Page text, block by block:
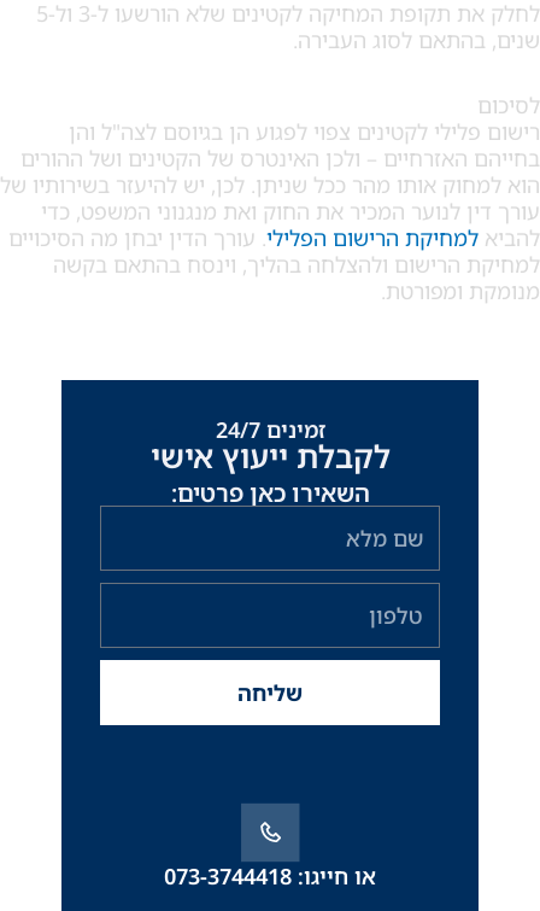
לחלק את תקופת המחיקה לקטינים שלא הורשעו ל-3 ול-5
לסוג העבירה.
לקטינים צפוי לפגוע הן בגיוסם לצה"ל והן
– ולכן האינטרס של הקטינים ושל ההורים
אותו מהר ככל שניתן. לכן, יש להיעזר בשירותיו של
לנוער המכיר את החוק ואת מנגנוני המשפט, כדי
הרישום הפלילי. עורך הדין יבחן מה הסיכויים
ולהצלחה בהליך, וינסח בהתאם בקשה
לקבלת ייעוץ אישי
השאירו כאן פרטים:
או חייגו: 073-3744418